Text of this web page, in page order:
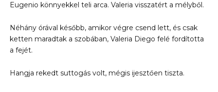
Eugenio könnyekkel teli arca. Valeria visszatért a mélyből.
Néhány órával később, amikor végre csend lett, és csak
ketten maradtak a szobában, Valeria Diego felé fordította
a fejét.
Hangja rekedt suttogás volt, mégis ijesztően tiszta.